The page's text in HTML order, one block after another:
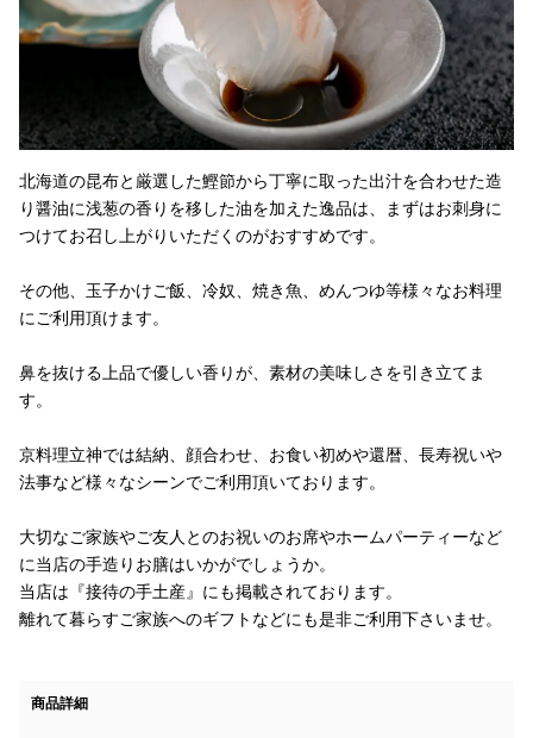
北海道の昆布と厳選した鰹節から丁寧に取った出汁を合わせた造
り醤油に浅葱の香りを移した油を加えた逸品は、まずはお刺身に
つけてお召し上がりいただくのがおすすめです。
その他、玉子かけご飯、冷奴、焼き魚、めんつゆ等様々なお料理
にご利用頂けます。
鼻を抜ける上品で優しい香りが、素材の美味しさを引き立てま
す。
京料理立神では結納、顔合わせ、お食い初めや還暦、長寿祝いや
法事など様々なシーンでご利用頂いております。
大切なご家族やご友人とのお祝いのお席やホームパーティーなど
に当店の手造りお膳はいかがでしょうか。
当店は『接待の手土産』にも掲載されております。
離れて暮らすご家族へのギフトなどにも是非ご利用下さいませ。
商品詳細